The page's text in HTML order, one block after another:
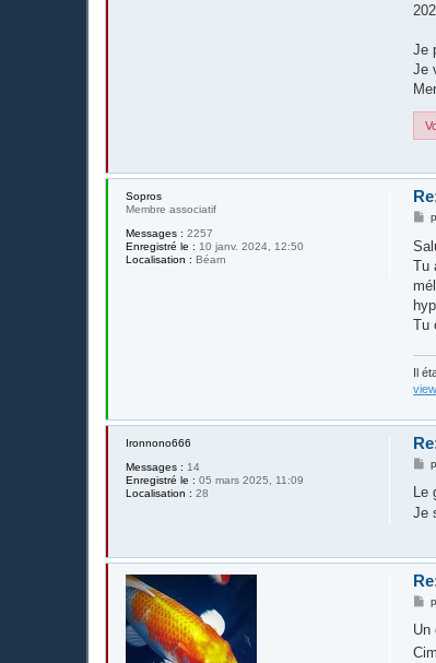
Je
Je
Sopros
Membre associatif
Messages : 2257
Enregistré le : 10 janv. 2024, 12:50
Localisation : Béarn
M
s
s
a
g
e
Tu
Tu
Il
Ironnono666
Messages : 14
Enregistré le : 05 mars 2025, 11:09
Localisation : 28
M
s
a
Le
Je
M
s
a
Un